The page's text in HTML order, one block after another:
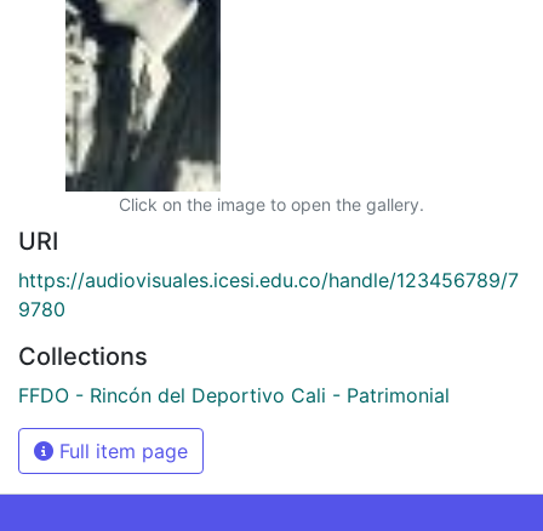
Click on the image to open the gallery.
URI
https://audiovisuales.icesi.edu.co/handle/123456789/7
9780
Collections
FFDO - Rincón del Deportivo Cali - Patrimonial
Full item page